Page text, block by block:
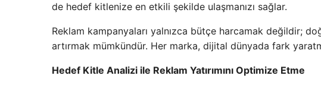
de hedef kitlenize en etkili şekilde ulaşmanızı sağlar.
Reklam kampanyaları yalnızca bütçe harcamak değildir;
artırmak mümkündür. Her marka, dijital dünyada fark
Hedef Kitle Analizi ile Reklam Yatırımını Optimize Etme